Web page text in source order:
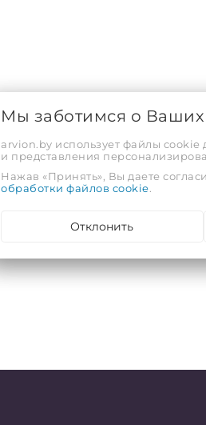
Мы заботимся о Ваших
arvion.by использует файлы cookie
и представления
Нажав «Принять», Вы даете
обработки файлов cookie.
Отклонить